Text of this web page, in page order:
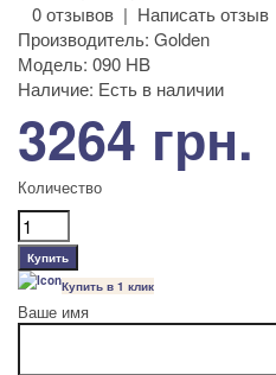
0 отзывов | Написать отзыв
Производитель: Golden
Модель: 090 HB
Наличие: Есть в наличии
3264 грн.
Количество
Купить в 1 клик
Ваше имя